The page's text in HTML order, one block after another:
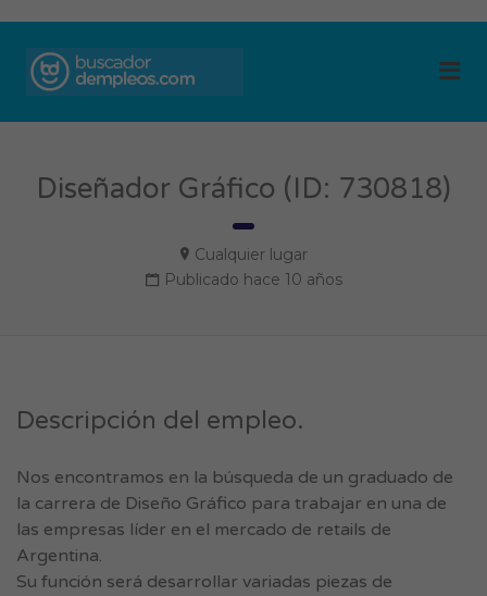
Diseñador Gráfico (ID: 730818)
Cualquier lugar
Publicado hace 10 años
Descripción del empleo.
Nos encontramos en la búsqueda de un graduado de
la carrera de Diseño Gráfico para trabajar en una de
las empresas líder en el mercado de retails de
Argentina.
Su función será desarrollar variadas piezas de